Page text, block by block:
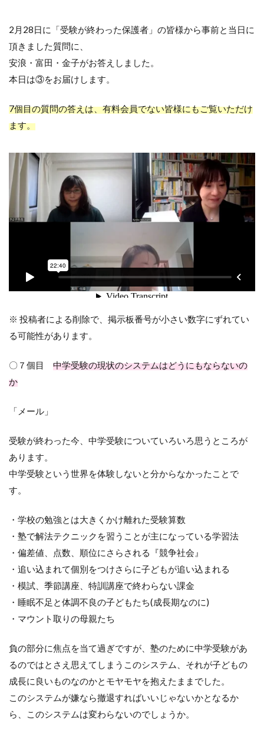
2月28日に「受験が終わった保護者」の皆様から事前と当日に
頂きました質問に、
安浪・富田・金子がお答えしました。
本日は③をお届けします。
7個目の質問の答えは、有料会員でない皆様にもご覧いただけ
ます。
※ 投稿者による削除で、掲示板番号が小さい数字にずれてい
る可能性があります。
〇７個目 中学受験の現状のシステムはどうにもならないの
か
「メール」
受験が終わった今、中学受験についていろいろ思うところが
あります。
中学受験という世界を体験しないと分からなかったことで
す。
・学校の勉強とは大きくかけ離れた受験算数
・塾で解法テクニックを習うことが主になっている学習法
・偏差値、点数、順位にさらされる『競争社会』
・追い込まれて個別をつけさらに子どもが追い込まれる
・模試、季節講座、特訓講座で終わらない課金
・睡眠不足と体調不良の子どもたち(成長期なのに)
・マウント取りの母親たち
負の部分に焦点を当て過ぎですが、塾のために中学受験があ
るのではとさえ思えてしまうこのシステム、それが子どもの
成長に良いものなのかとモヤモヤを抱えたままでした。
このシステムが嫌なら撤退すればいいじゃないかとなるか
ら、このシステムは変わらないのでしょうか。